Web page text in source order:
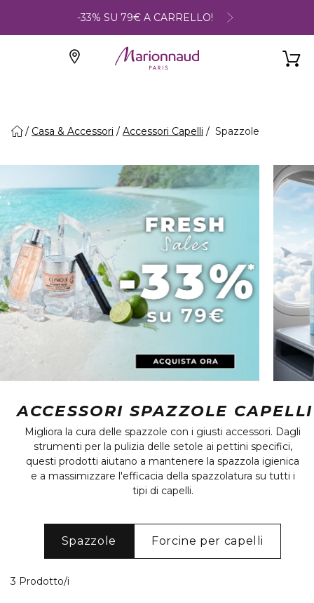
-33% SU 79€ A CARRELLO!
Casa & Accessori Accessori Capelli Spazzole
ACCESSORI SPAZZOLE CAPELLI
Migliora la cura delle spazzole con i giusti accessori. Dagli
strumenti per la pulizia delle setole ai pettini specifici,
questi prodotti aiutano a mantenere la spazzola igienica
e a massimizzare l'efficacia della spazzolatura su tutti i
tipi di capelli.
Spazzole Forcine per capelli
3 Prodotto/i